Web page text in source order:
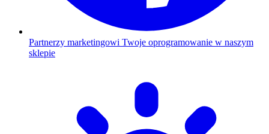
Partnerzy marketingowi Twoje oprogramowanie w naszym
sklepie